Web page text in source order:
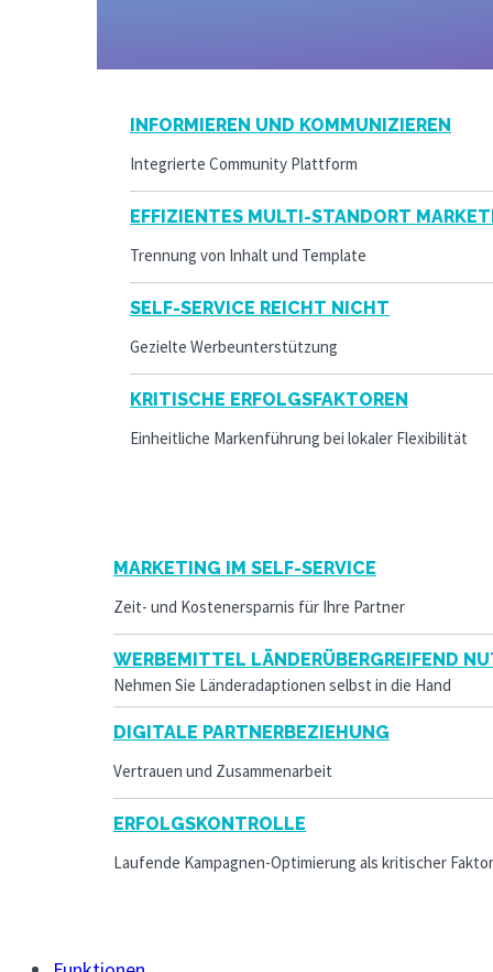
INFORMIEREN UND KOMMUNIZIEREN
Integrierte Community Plattform
EFFIZIENTES MULTI-STANDORT
Trennung von Inhalt und Template
SELF-SERVICE REICHT NICHT
Gezielte Werbeunterstützung
KRITISCHE ERFOLGSFAKTOREN
Einheitliche Markenführung bei lokaler Flexibilität
MARKETING IM SELF-SERVICE
Zeit- und Kostenersparnis für Ihre Partner
WERBEMITTEL LÄNDERÜBERGREIFEND
Nehmen Sie Länderadaptionen selbst in die Hand
DIGITALE PARTNERBEZIEHUNG
Vertrauen und Zusammenarbeit
ERFOLGSKONTROLLE
Laufende Kampagnen-Optimierung als kritischer Faktor